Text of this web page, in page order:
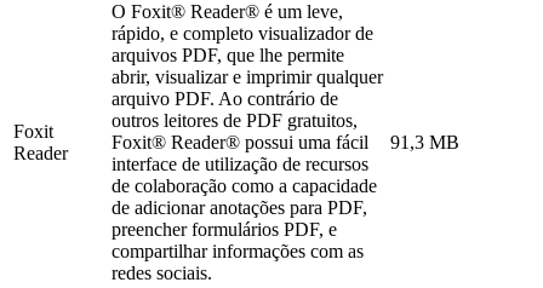
Foxit
Reader
O Foxit® Reader® é um leve,
rápido, e completo visualizador de
arquivos PDF, que lhe permite
abrir, visualizar e imprimir qualquer
arquivo PDF. Ao contrário de
outros leitores de PDF gratuitos,
Foxit® Reader® possui uma fácil
interface de utilização de recursos
de colaboração como a capacidade
de adicionar anotações para PDF,
preencher formulários PDF, e
compartilhar informações com as
redes sociais.
91,3 MB